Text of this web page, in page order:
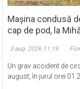
Mașina condusă
cap de pod, la
3 aug. 2026 11:19
Un grav accident de
august, în jurul orei